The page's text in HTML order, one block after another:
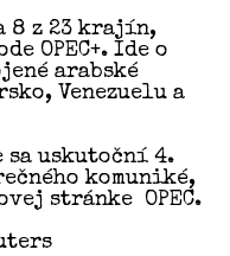
8 z 23 krajín,
OPEC+. Ide o
arabské
Venezuelu a
uskutoční 4.
komuniké,
stránke OPEC.